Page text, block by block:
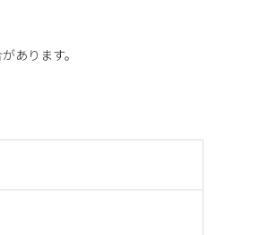
あります。